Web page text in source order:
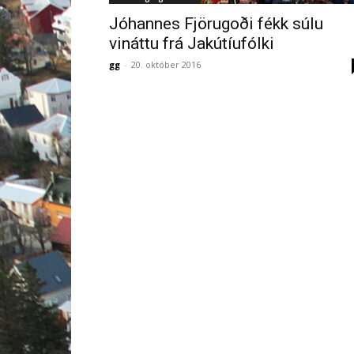
Jóhannes Fjörugoði fékk súlu
vináttu frá Jakútíufólki
gg - 20. október 2016